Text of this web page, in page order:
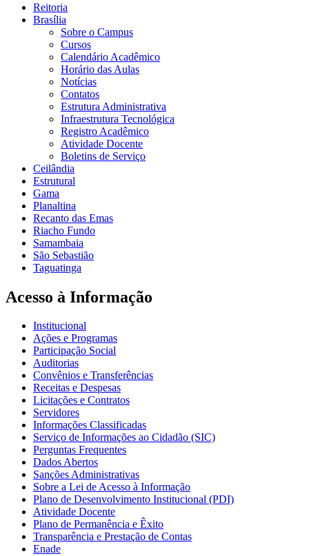
Reitoria
Brasília
Sobre o Campus
Cursos
Calendário Acadêmico
Horário das Aulas
Notícias
Contatos
Estrutura Administrativa
Infraestrutura Tecnológica
Registro Acadêmico
Atividade Docente
Boletins de Serviço
Ceilândia
Estrutural
Gama
Planaltina
Recanto das Emas
Riacho Fundo
Samambaia
São Sebastião
Taguatinga
Acesso à Informação
Institucional
Ações e Programas
Participação Social
Auditorias
Convênios e Transferências
Receitas e Despesas
Licitações e Contratos
Servidores
Informações Classificadas
Serviço de Informações ao Cidadão (SIC)
Perguntas Frequentes
Dados Abertos
Sanções Administrativas
Sobre a Lei de Acesso à Informação
Plano de Desenvolvimento Institucional (PDI)
Atividade Docente
Plano de Permanência e Êxito
Transparência e Prestação de Contas
Enade